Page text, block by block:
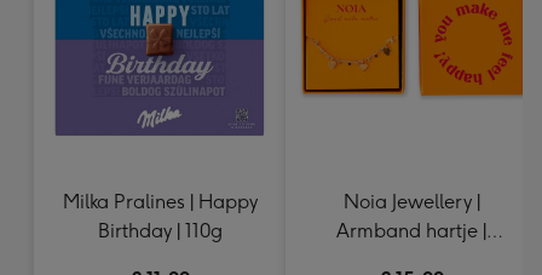
Milka Pralines | Happy
Birthday | 110g
Noia Jewellery |
Armband hartje |